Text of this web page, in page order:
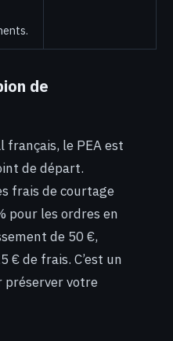
de
français, le PEA est
de départ.
frais de courtage
pour les ordres en
de 50 €,
€ de frais. C’est un
préserver votre